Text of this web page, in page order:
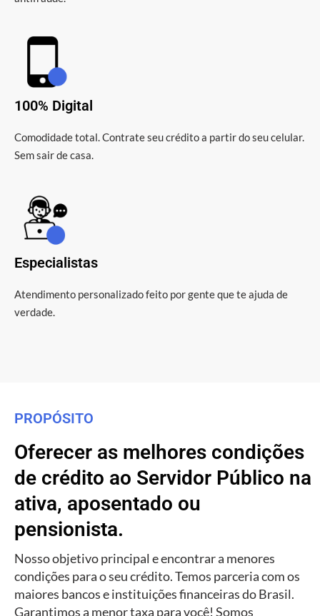
100% Digital
Comodidade total. Contrate seu crédito a partir do seu celular.
Sem sair de casa.
Especialistas
Atendimento personalizado feito por gente que te ajuda de
verdade.
PROPÓSITO
Oferecer as melhores condições
de crédito ao Servidor Público na
ativa, aposentado ou
pensionista.
Nosso objetivo principal e encontrar a menores
condições para o seu crédito. Temos parceria com os
maiores bancos e instituições financeiras do Brasil.
Garantimos a menor taxa para você! Somos